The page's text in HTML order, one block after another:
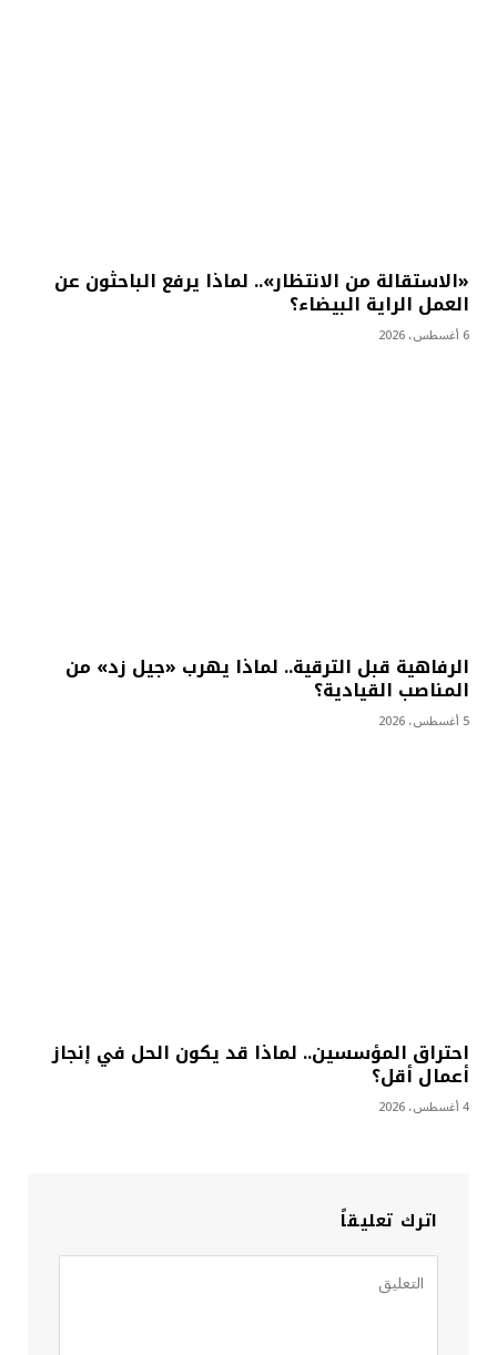
«الاستقالة من الانتظار».. لماذا يرفع الباحثون عن
العمل الراية البيضاء؟
6 أغسطس، 2026
الرفاهية قبل الترقية.. لماذا يهرب «جيل زد» من
المناصب القيادية؟
5 أغسطس، 2026
احتراق المؤسسين.. لماذا قد يكون الحل في إنجاز
أعمال أقل؟
4 أغسطس، 2026
اترك تعليقاً